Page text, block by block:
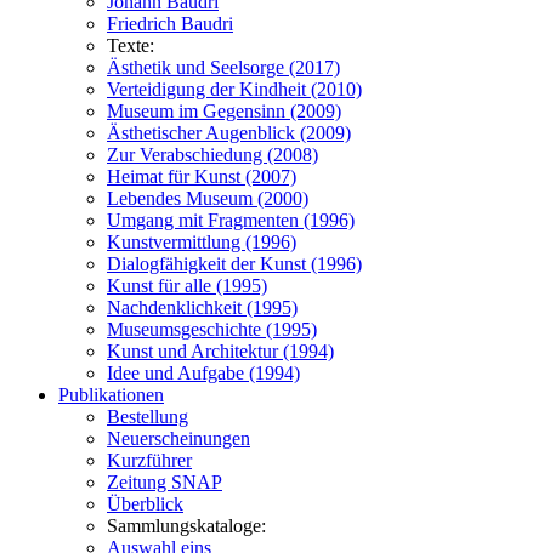
Friedrich Baudri
Texte:
Ästhetik und Seelsorge (2017)
Verteidigung der Kindheit (2010)
Museum im Gegensinn (2009)
Ästhetischer Augenblick (2009)
Zur Verabschiedung (2008)
Heimat für Kunst (2007)
Lebendes Museum (2000)
Umgang mit Fragmenten (1996)
Kunstvermittlung (1996)
Dialogfähigkeit der Kunst (1996)
Kunst für alle (1995)
Nachdenklichkeit (1995)
Museumsgeschichte (1995)
Kunst und Architektur (1994)
Idee und Aufgabe (1994)
Publikationen
Bestellung
Neuerscheinungen
Kurzführer
Zeitung SNAP
Überblick
Sammlungskataloge:
Auswahl eins